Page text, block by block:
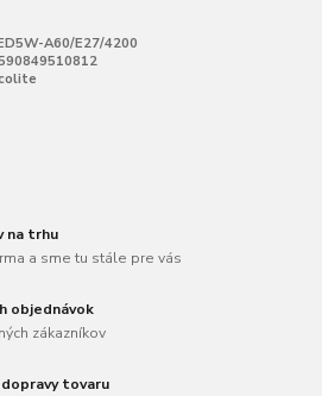
A60/E27/4200
na trhu
a sme tu stále pre vás
objednávok
zákazníkov
tovaru